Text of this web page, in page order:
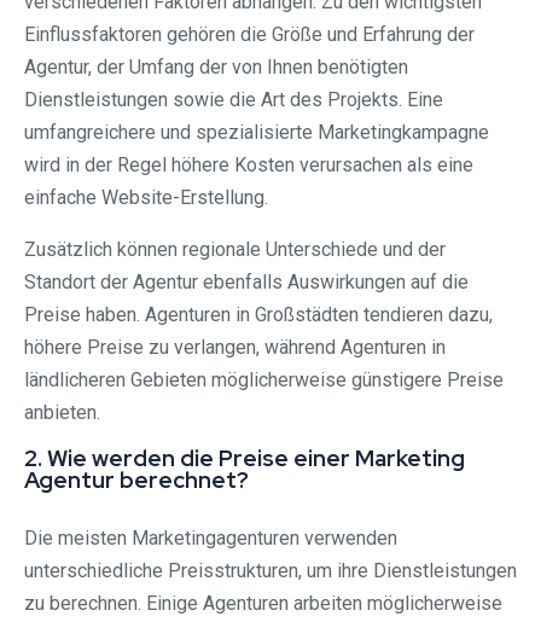
Einflussfaktoren gehören die Größe und Erfahrung der
Agentur, der Umfang der von Ihnen benötigten
Dienstleistungen sowie die Art des Projekts. Eine
umfangreichere und spezialisierte Marketingkampagne
wird in der Regel höhere Kosten verursachen als eine
einfache Website-Erstellung.
Zusätzlich können regionale Unterschiede und der
Standort der Agentur ebenfalls Auswirkungen auf die
Preise haben. Agenturen in Großstädten tendieren dazu,
höhere Preise zu verlangen, während Agenturen in
ländlicheren Gebieten möglicherweise günstigere Preise
anbieten.
2. Wie werden die Preise einer Marketing
Agentur berechnet?
Die meisten Marketingagenturen verwenden
unterschiedliche Preisstrukturen, um ihre Dienstleistungen
zu berechnen. Einige Agenturen arbeiten möglicherweise